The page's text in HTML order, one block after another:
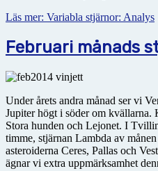
Läs mer: Variabla stjärnor: Analys
Februari månads
Under årets andra månad ser vi
Jupiter högt i söder om
Stora hunden och Lejonet. I
timme, stjärnan Lambda av
asteroiderna Ceres, Pallas och
ägnar vi extra uppmärksamhet